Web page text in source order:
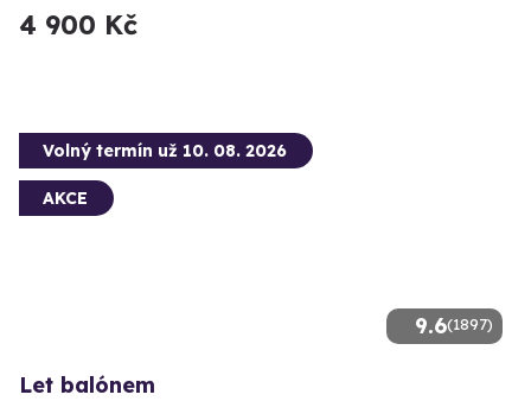
4 900 Kč
9.6(1897)
Volný termín už 10. 08. 2026
AKCE
Let balónem